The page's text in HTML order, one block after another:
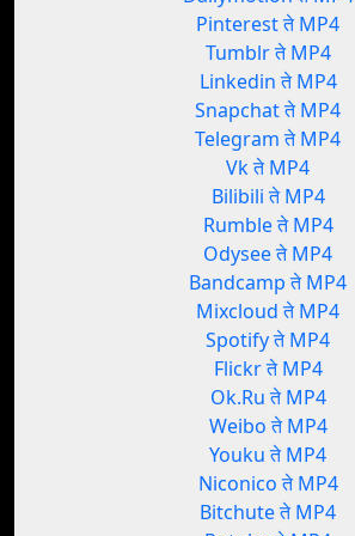
Pinterest ते MP4
Tumblr ते MP4
Linkedin ते MP4
Snapchat ते MP4
Telegram ते MP4
Vk ते MP4
Bilibili ते MP4
Rumble ते MP4
Odysee ते MP4
Bandcamp ते MP4
Mixcloud ते MP4
Spotify ते MP4
Flickr ते MP4
Ok.Ru ते MP4
Weibo ते MP4
Youku ते MP4
Niconico ते MP4
Bitchute ते MP4